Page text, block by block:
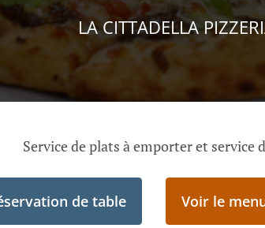
LA CITTADELLA
Service de plats à emporter et service
de table Voir le